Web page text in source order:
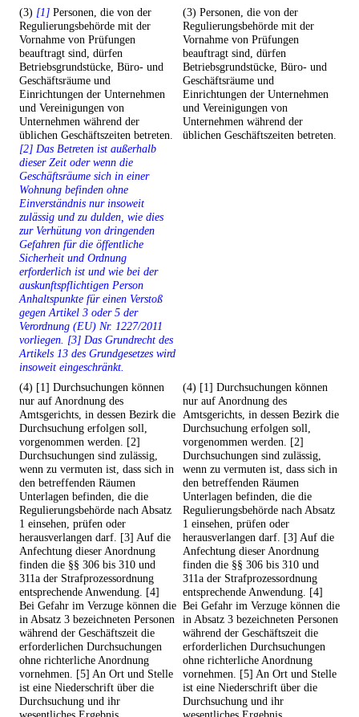
(3) [1] Personen, die von der
Regulierungsbehörde mit der
Vornahme von Prüfungen
beauftragt sind, dürfen
Betriebsgrundstücke, Büro- und
Geschäftsräume und
Einrichtungen der Unternehmen
und Vereinigungen von
Unternehmen während der
üblichen Geschäftszeiten betreten.
[2] Das Betreten ist außerhalb
dieser Zeit oder wenn die
Geschäftsräume sich in einer
Wohnung befinden ohne
Einverständnis nur insoweit
zulässig und zu dulden, wie dies
zur Verhütung von dringenden
Gefahren für die öffentliche
Sicherheit und Ordnung
erforderlich ist und wie bei der
auskunftspflichtigen Person
Anhaltspunkte für einen Verstoß
gegen Artikel 3 oder 5 der
Verordnung (EU) Nr. 1227/2011
vorliegen. [3] Das Grundrecht des
Artikels 13 des Grundgesetzes wird
insoweit eingeschränkt.
(3) Personen, die von der
Regulierungsbehörde mit der
Vornahme von Prüfungen
beauftragt sind, dürfen
Betriebsgrundstücke, Büro- und
Geschäftsräume und
Einrichtungen der Unternehmen
und Vereinigungen von
Unternehmen während der
üblichen Geschäftszeiten betreten.
(4) [1] Durchsuchungen können
nur auf Anordnung des
Amtsgerichts, in dessen Bezirk die
Durchsuchung erfolgen soll,
vorgenommen werden. [2]
Durchsuchungen sind zulässig,
wenn zu vermuten ist, dass sich in
den betreffenden Räumen
Unterlagen befinden, die die
Regulierungsbehörde nach Absatz
1 einsehen, prüfen oder
herausverlangen darf. [3] Auf die
Anfechtung dieser Anordnung
finden die §§ 306 bis 310 und
311a der Strafprozessordnung
entsprechende Anwendung. [4]
Bei Gefahr im Verzuge können die
in Absatz 3 bezeichneten Personen
während der Geschäftszeit die
erforderlichen Durchsuchungen
ohne richterliche Anordnung
vornehmen. [5] An Ort und Stelle
ist eine Niederschrift über die
Durchsuchung und ihr
(4) [1] Durchsuchungen können
nur auf Anordnung des
Amtsgerichts, in dessen Bezirk die
Durchsuchung erfolgen soll,
vorgenommen werden. [2]
Durchsuchungen sind zulässig,
wenn zu vermuten ist, dass sich in
den betreffenden Räumen
Unterlagen befinden, die die
Regulierungsbehörde nach Absatz
1 einsehen, prüfen oder
herausverlangen darf. [3] Auf die
Anfechtung dieser Anordnung
finden die §§ 306 bis 310 und
311a der Strafprozessordnung
entsprechende Anwendung. [4]
Bei Gefahr im Verzuge können die
in Absatz 3 bezeichneten Personen
während der Geschäftszeit die
erforderlichen Durchsuchungen
ohne richterliche Anordnung
vornehmen. [5] An Ort und Stelle
ist eine Niederschrift über die
Durchsuchung und ihr